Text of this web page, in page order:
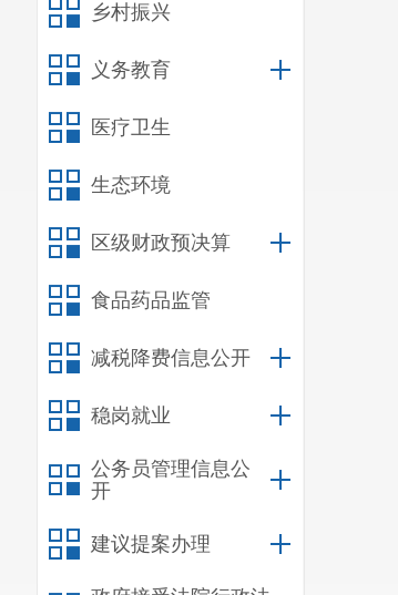
乡村振兴
义务教育
医疗卫生
生态环境
区级财政预决算
食品药品监管
减税降费信息公开
稳岗就业
公务员管理信息公
开
建议提案办理